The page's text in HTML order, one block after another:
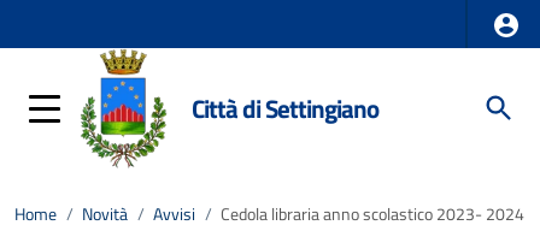
Città di Settingiano
Home / Novità / Avvisi / Cedola libraria anno scolastico 2023- 2024